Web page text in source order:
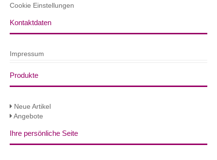
Cookie Einstellungen
Kontaktdaten
Impressum
Produkte
Neue Artikel
Angebote
Ihre persönliche Seite